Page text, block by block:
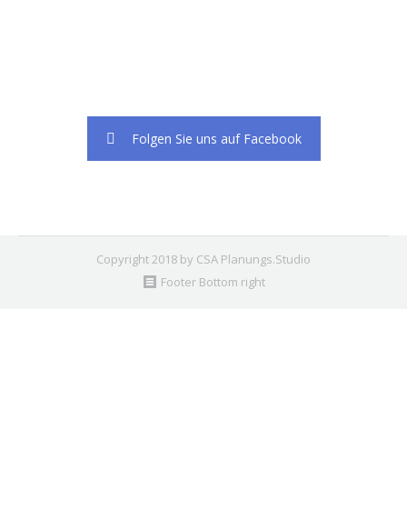
Folgen Sie uns auf Facebook
Copyright 2018 by CSA Planungs.Studio
Footer Bottom right